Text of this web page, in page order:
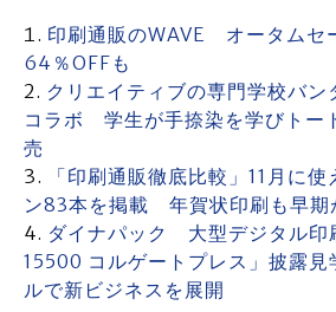
印刷通販のWAVE オータム
64％OFFも
クリエイティブの専門学校バン
コラボ 学生が手捺染を学びトー
売
「印刷通販徹底比較」11月に
ン83本を掲載 年賀状印刷も早期
ダイナパック 大型デジタル
15500 コルゲートプレス」披露
ルで新ビジネスを展開